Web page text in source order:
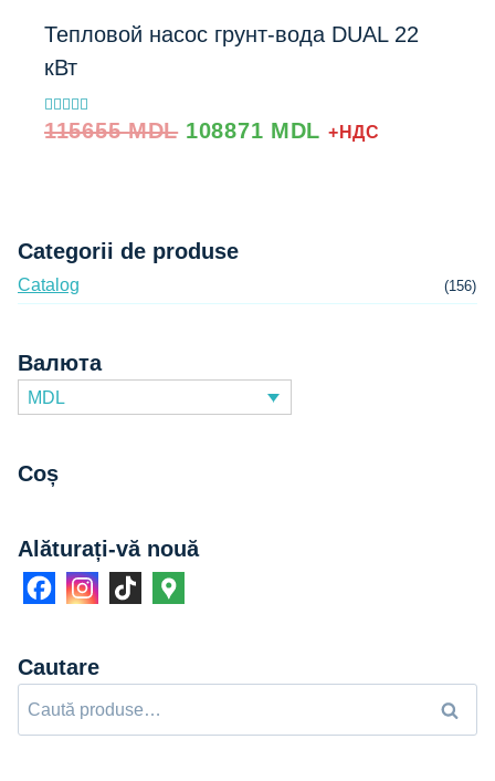
Тепловой насос грунт-вода DUAL 22
кВт
Evaluat la
5.00
115655MDL Prețul
108871 MDL Prețul
+НДС
Categorii de produse
Catalog (156)
Валюта
MDL
Coș
Alăturați-vă nouă
Cautare
Caută
după:
Caută